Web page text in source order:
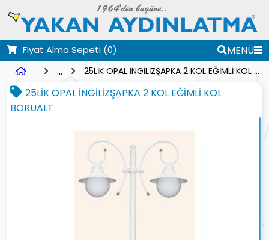
Fiyat Alma Sepeti (0)
MENÜ
...
25LİK OPAL İNGİLİZŞAPKA 2 KOL EĞİMLİ KOL BORUALT
25LİK OPAL İNGİLİZŞAPKA 2 KOL EĞİMLİ KOL
BORUALT